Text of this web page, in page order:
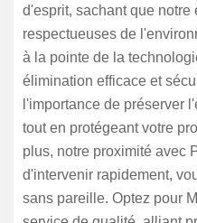
d'esprit, sachant que
respectueuses de
à la pointe de la
élimination efficace et
l'importance de préserver
tout en protégeant votre
plus, notre proximité avec
d'intervenir rapidement,
sans pareille. Optez pour